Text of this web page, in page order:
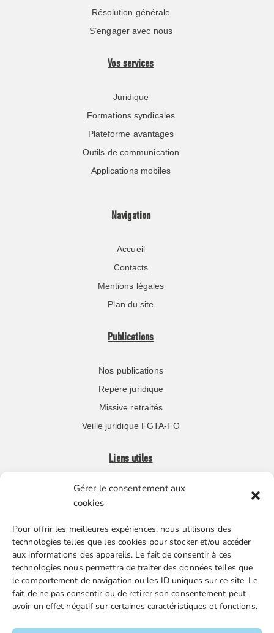
Gérer le consentement aux
cookies
Pour offrir les meilleures expériences, nous utilisons des
technologies telles que les cookies pour stocker et/ou accéder
aux informations des appareils. Le fait de consentir à ces
technologies nous permettra de traiter des données telles que
le comportement de navigation ou les ID uniques sur ce site. Le
fait de ne pas consentir ou de retirer son consentement peut
avoir un effet négatif sur certaines caractéristiques et fonctions.
Résolution générale
S’engager avec nous
Vos services
Juridique
Formations syndicales
Plateforme avantages
Outils de communication
Applications mobiles
Navigation
Accueil
Contacts
Mentions légales
Plan du site
Publications
Nos publications
Repère juridique
Missive retraités
Veille juridique FGTA-FO
Liens utiles
Boutique en ligne
Nos partenaires
Gestion des cookies
FGTA-FO / 15 avenue Victor Hugo – 92170 Vanves / 01 86